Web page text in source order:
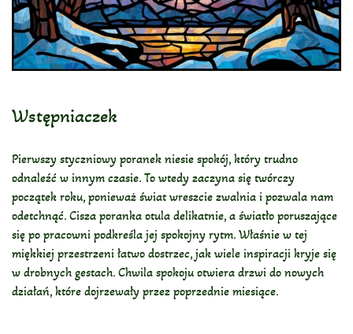
Wstępniaczek
Pierwszy styczniowy poranek niesie spokój, który trudno
odnaleźć w innym czasie. To wtedy zaczyna się twórczy
początek roku, ponieważ świat wreszcie zwalnia i pozwala nam
odetchnąć. Cisza poranka otula delikatnie, a światło poruszające
się po pracowni podkreśla jej spokojny rytm. Właśnie w tej
miękkiej przestrzeni łatwo dostrzec, jak wiele inspiracji kryje się
w drobnych gestach. Chwila spokoju otwiera drzwi do nowych
działań, które dojrzewały przez poprzednie miesiące.